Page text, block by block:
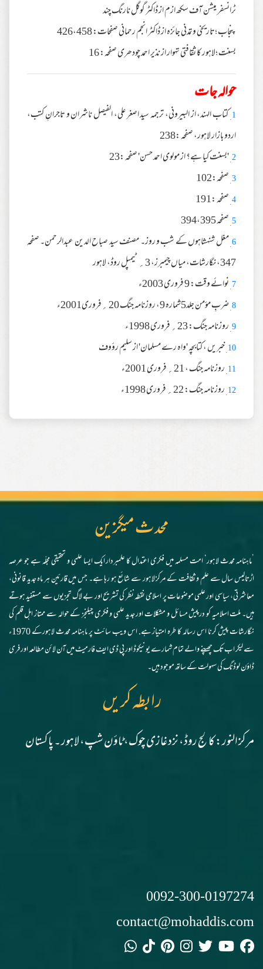
ٹرانسفر میشن آف سکھ ازم از ڈاکٹر گوگل نارنگ چند
پنجاب ؛تاریخی وتمدنی جائزہ از ڈاکٹر انجم رحمانی صفحات: 426،458
بسنت ؛لاہور کا ثقافتی تہوار از نذیر احمد چودھری صفحہ: 16
حوالہ جات
1. کتاب الہند، از البیرونی، ترجمہ سید اصغر علی، الفیصل ناشران و تاجرانِ کتب،
اردو بازار لاہور، صفحہ :238
2. 'بسنت کیا ہے؟ از مولوی احمد حسن' صفحہ :23
3. صفحہ:102
4. صفحہ :191
5. صفحہ 394،395
6. مغل شنہشاہوں کے شب و روز۔ مصنف سید صباح الدین عبدالرحمن۔ صفحہ
347، نگارشات، میاں چیمبرز، 3؍ ٹیمپل روڈ، لاہور
7. نوائے وقت: 9 فروری 2003ء
8. ضربِ مؤمن جلد5شمارہ 9، روزنامہ جنگ 20 ؍فروری2001ء
9. روزنامہ جنگ: 23؍ فروری 1998ء
10. خبریں ، کتابچہ 'واہ رے مسلمان' از سلیم رؤوف
11. روزنامہ جنگ ، 21؍ فروری 2001ء
12. روزنامہ جنگ: 22؍ فروری 1998ء
محدث میگزین
’ماہنامہ محدث لاہور‘ امت مسلمہ میں فکری اعتدال کا علمبردار ایک ایسا علمی و تحقیقی مجلّہ ہے جو عرصہ
اڑتالیس سال سے علم و ثقافت کے مرکز لاہور سے شائع ہو رہا ہے۔ جس میں قارئین ہر ماہ جدید قانونی،
معاشرتی، سیاسی اور علمی موضوعات پر اسلامی نقطہ نظر کی تشریح اور بے لاگ تجزیوں سے مستفید ہوتے
ہیں۔ ملت اسلامیہ کو درپیش مسائل و مشکلات اور جدید علمی و فکری چیلنجز کے حوالہ سے ممتاز اہل قلم کی
نگارشات پیش کرنا اس رسالہ کا طرہ امتیاز ہے. اس ویب سائٹ پر ماہنامہ محدث لاہورکے 1970ء
سے لیکر اب تک چھپنے والے تمام شمارے یونیکوڈ اور پی ڈی ایف فارمیٹ میں آن لائن مطالعہ اور فری
ڈاؤن لوڈنگ کی سہولت کے ساتھ موجود ہیں۔
رابطہ کریں
مرکز النور: کالج روڈ، نزد غازی چوک، ٹاؤن شپ، لاہور ۔ پاکستان
0092-300-0197274
contact@mohaddis.com